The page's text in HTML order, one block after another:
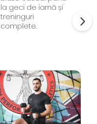
la geci de iarnă și
treninguri
complete.